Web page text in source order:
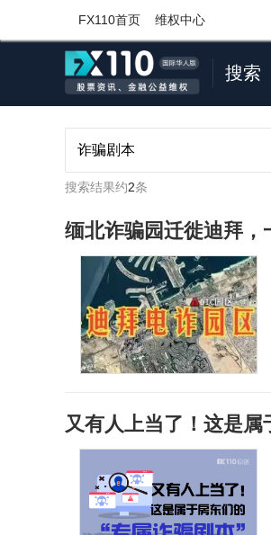
FX110首页 维权中心
搜索
搜索结果约2条
缅北诈骗园迁徙迪拜，
又有人上当了！这是属